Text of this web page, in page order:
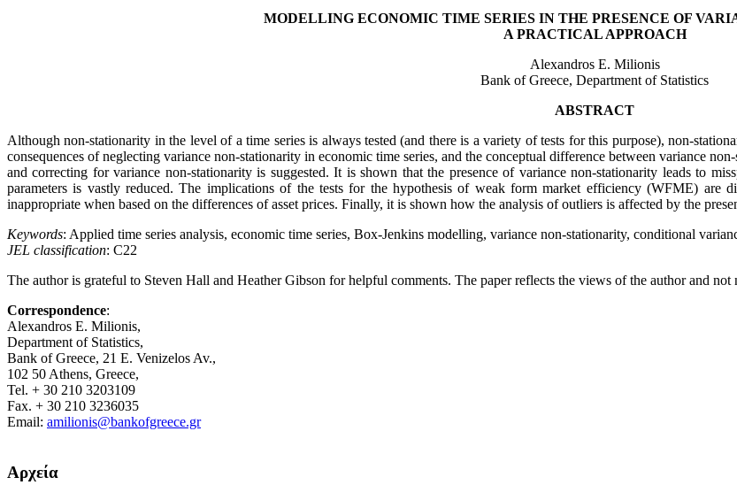
MODELLING ECONOMIC TIME SERIES IN THE PRESENCE OF
A PRACTICAL APPROACH
Alexandros E. Milionis
Bank of Greece, Department of Statistics
ABSTRACT
Although non-stationarity in the level of a time series is always tested (and there is a variety of tests for this purpose), non-
consequences of neglecting variance non-stationarity in economic time series, and the conceptual difference between variance
and correcting for variance non-stationarity is suggested. It is shown that the presence of variance non-stationarity leads to
parameters is vastly reduced. The implications of the tests for the hypothesis of weak form market efficiency (WFME) are
inappropriate when based on the differences of asset prices. Finally, it is shown how the analysis of outliers is affected by the
Keywords: Applied time series analysis, economic time series, Box-Jenkins modelling, variance non-stationarity, conditional
JEL classification: C22
The author is grateful to Steven Hall and Heather Gibson for helpful comments. The paper reflects the views of the author and
Correspondence:
Alexandros E. Milionis,
Department of Statistics,
Bank of Greece, 21 E. Venizelos Av.,
102 50 Athens, Greece,
Tel. + 30 210 3203109
Fax. + 30 210 3236035
Email: amilionis@bankofgreece.gr
Αρχεία